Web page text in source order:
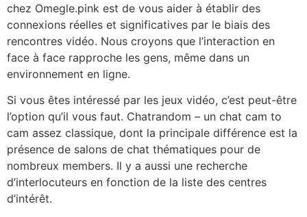
chez Omegle.pink est de vous aider à établir des
connexions réelles et significatives par le biais des
rencontres vidéo. Nous croyons que l’interaction en
face à face rapproche les gens, même dans un
environnement en ligne.
Si vous êtes intéressé par les jeux vidéo, c’est peut-être
l’option qu’il vous faut. Chatrandom – un chat cam to
cam assez classique, dont la principale différence est la
présence de salons de chat thématiques pour de
nombreux members. Il y a aussi une recherche
d’interlocuteurs en fonction de la liste des centres
d’intérêt.